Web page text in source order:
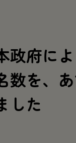
政府に
数を、
した